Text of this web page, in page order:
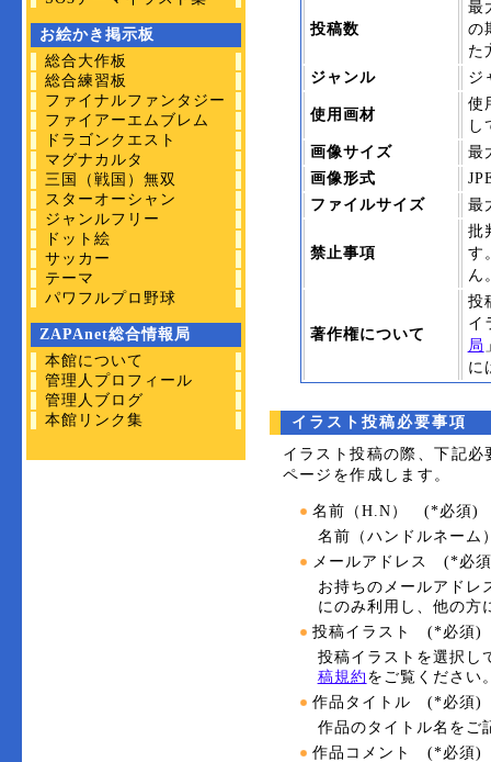
お絵かき掲示板
総合大作板
総合練習板
ファイナルファンタジー
ファイアーエムブレム
ドラゴンクエスト
マグナカルタ
三国（戦国）無双
スターオーシャン
ジャンルフリー
ドット絵
サッカー
テーマ
パワフルプロ野球
ZAPAnet総合情報局
本館について
管理人プロフィール
管理人ブログ
本館リンク集
投稿数
最
の
た
ジャンル
ジ
使用画材
使
し
画像サイズ
最
画像形式
ファイルサイズ
最
禁止事項
批
す
ん
著作権について
投
イ
局
に
イラスト投稿必要事項
イラスト投稿の際、下記
ページを作成します。
名前（H.N） (*必須)
名前（ハンドルネーム
メールアドレス (*必
お持ちのメールアドレ
にのみ利用し、他の方
投稿イラスト (*必須)
投稿イラストを選択し
稿規約 をご覧ください
作品タイトル (*必須)
作品のタイトル名をご
作品コメント (*必須)